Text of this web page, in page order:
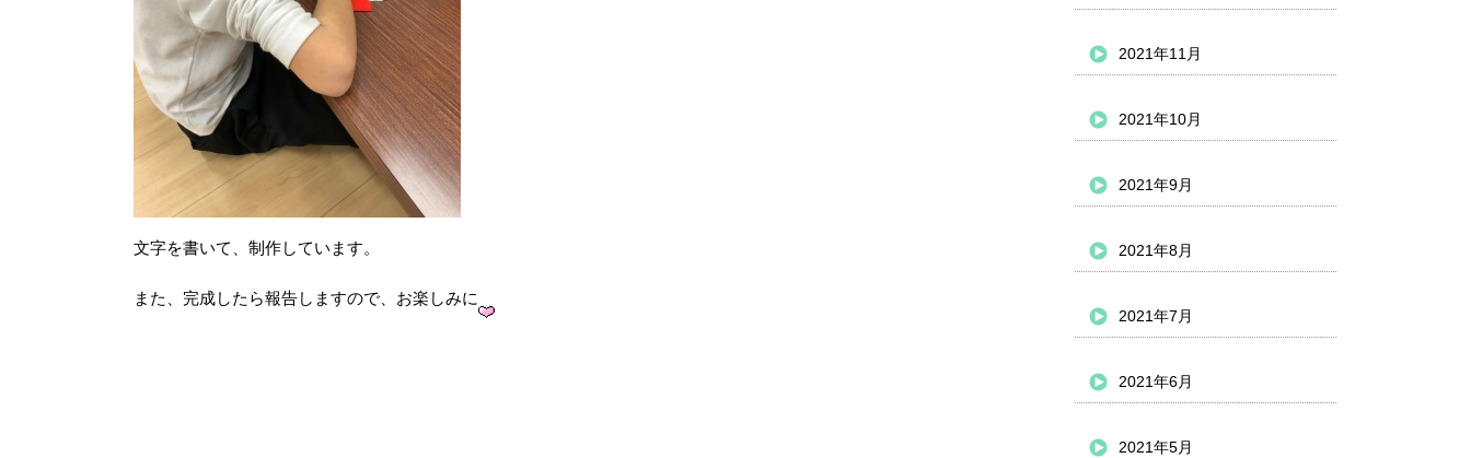
文字を書いて、制作しています。
また、完成したら報告しますので、お楽しみに
2021年11月
2021年10月
2021年9月
2021年8月
2021年7月
2021年6月
2021年5月